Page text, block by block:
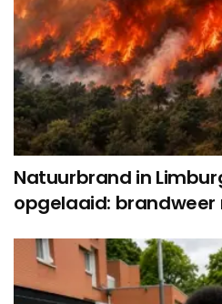
Natuurbrand in
opgelaaid: